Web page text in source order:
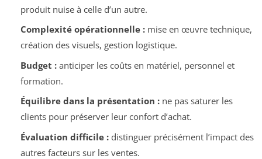
produit nuise à celle d’un autre.
Complexité opérationnelle :mise en œuvre technique,
création des visuels, gestion logistique.
Budget :anticiper les coûts en matériel, personnel et
formation.
Équilibre dans la présentation :ne pas saturer les
clients pour préserver leur confort d’achat.
Évaluation difficile :distinguer précisément l’impact des
autres facteurs sur les ventes.